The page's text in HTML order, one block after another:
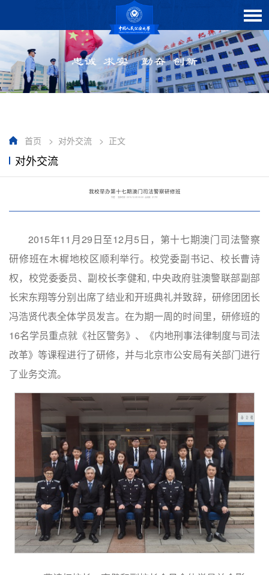
首页 > 对外交流 > 正文
对外交流
我校举办第十七期澳门司法警察研修班
作者： 发布时间：2015-12-08 00:00 点击数： 31781
2015年11月29日至12月5日，第十七期澳门司法警察
研修班在木樨地校区顺利举行。校党委副书记、校长曹诗
权，校党委委员、副校长李健和, 中央政府驻澳警联部副部
长宋东翔等分别出席了结业和开班典礼并致辞，研修团团长
冯浩贤代表全体学员发言。在为期一周的时间里，研修班的
16名学员重点就《社区警务》、《内地刑事法律制度与司法
改革》等课程进行了研修，并与北京市公安局有关部门进行
了业务交流。